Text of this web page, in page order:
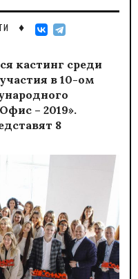
♦
кастинг среди
в 10-ом
– 2019».
8